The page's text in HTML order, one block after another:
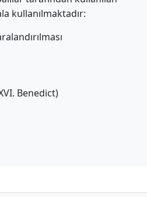
kullanılmaktadır:
Benedict)